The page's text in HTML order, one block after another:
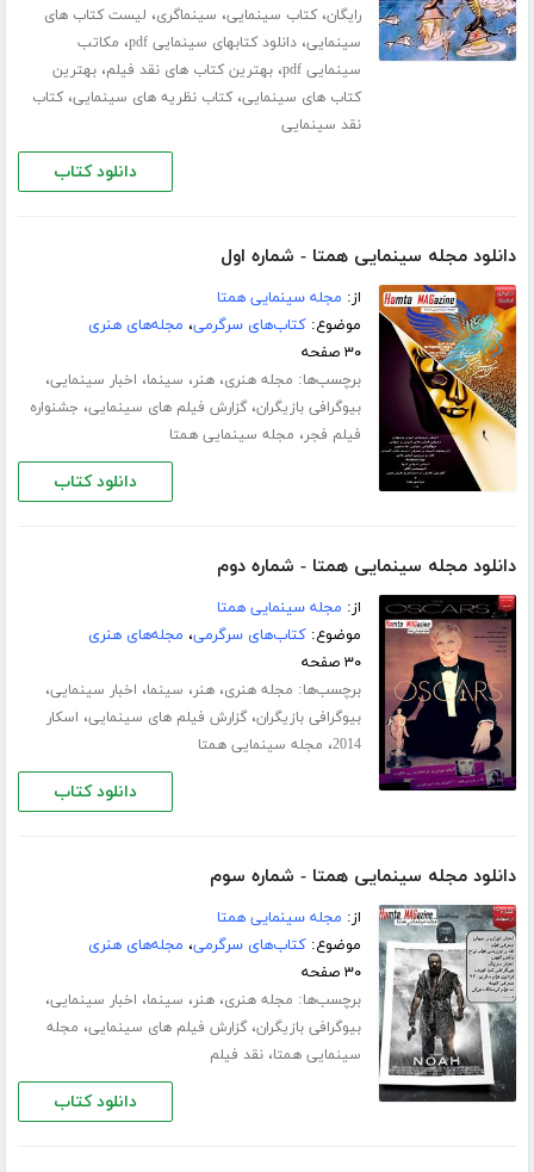
رایگان،کتاب سینمایی، سینماگری، لیست کتاب های
سینمایی،دانلود کتابهای سینمایی pdf ، مکاتب
سینمایی pdf
،بهترین کتاب های نقد فیلم،بهترین
کتاب های سینمایی،کتاب نظریه های سینمایی،کتاب
نقد سینمایی
دانلود کتاب
دانلود مجله سینمایی همتا - شماره اول
از: مجله سینمایی همتا
موضوع:کتاب‌های سرگرمی، مجله‌های هنری
۳۰ صفحه
برچسب‌ها: مجله هنری،هنر، سینما، اخبار سینمایی،
بیوگرافی بازیگران،گزارش فیلم های سینمایی، جشنواره
فیلم فجر، مجله سینمایی همتا
دانلود کتاب
دانلود مجله سینمایی همتا - شماره دوم
از: مجله سینمایی همتا
موضوع:کتاب‌های سرگرمی، مجله‌های هنری
۳۰ صفحه
برچسب‌ها: مجله هنری،هنر، سینما، اخبار سینمایی،
بیوگرافی بازیگران،گزارش فیلم های سینمایی، اسکار
2014، مجله سینمایی همتا
دانلود کتاب
دانلود مجله سینمایی همتا - شماره سوم
از: مجله سینمایی همتا
موضوع:کتاب‌های سرگرمی، مجله‌های هنری
۳۰ صفحه
برچسب‌ها: مجله هنری،هنر، سینما، اخبار سینمایی،
بیوگرافی بازیگران،گزارش فیلم های سینمایی، مجله
سینمایی همتا،نقد فیلم
دانلود کتاب